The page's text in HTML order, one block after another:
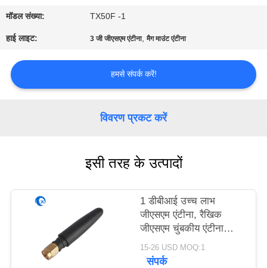
संपर्क
करें
समाचार
साइटमैप
PRIVACY
POLICY
मॉडल संख्या: TX50F -1
हाई लाइट: 3 जी जीएसएम एंटीना,मैग माउंट एंटीना
हमसे संपर्क करें!
विवरण प्रकट करें
इसी तरह के उत्पादों
1 डीबीआई उच्च लाभ
जीएसएम एंटीना, रैखिक
जीएसएम चुंबकीय एंटीना
एसएमए
15-26 USD MOQ:1
संपर्क